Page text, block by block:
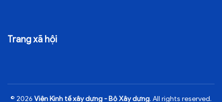
Trang xã hội
© 2026 Viện Kinh tế xây dựng - Bộ Xây dựng. All rights reserved.